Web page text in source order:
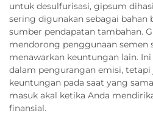
untuk desulfurisasi, gipsum
sering digunakan sebagai bahan
sumber pendapatan tambahan.
mendorong penggunaan semen
menawarkan keuntungan lain.
dalam pengurangan emisi,
keuntungan pada saat yang
masuk akal ketika Anda
finansial.